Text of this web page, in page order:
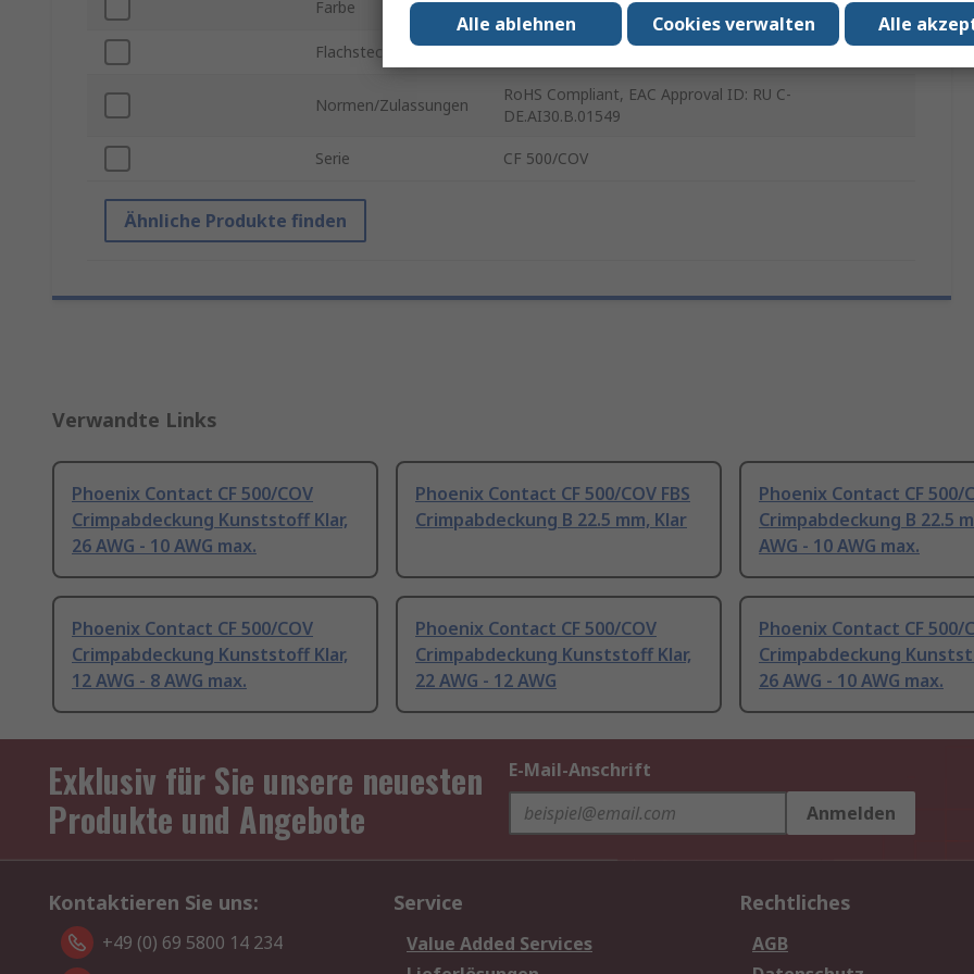
Farbe Klar
Flachstecker Breite 22.5mm
Normen/Zulassungen
RoHS Compliant, EAC Approval ID: RU C-
DE.AI30.B.01549
Serie CF 500/COV
Ähnliche Produkte finden
Verwandte Links
Phoenix Contact CF 500/COV
Crimpabdeckung Kunststoff Klar,
26 AWG - 10 AWG max.
Phoenix Contact CF 500/COV FBS
Crimpabdeckung B 22.5 mm, Klar
Phoenix Contact CF 500/
Crimpabdeckung B 22.5
AWG - 10 AWG max.
Phoenix Contact CF 500/COV
Crimpabdeckung Kunststoff Klar,
12 AWG - 8 AWG max.
Phoenix Contact CF 500/COV
Crimpabdeckung Kunststoff Klar,
22 AWG - 12 AWG
Phoenix Contact CF 500/
Crimpabdeckung
26 AWG - 10 AWG max.
Exklusiv für Sie unsere neuesten
Produkte und Angebote
E-Mail-Anschrift
Anmelden
Kontaktieren Sie uns:
+49 (0) 69 5800 14 234
Service
Value Added Services
Rechtliches
AGB
Alle
Cookies verwalten
Alle ablehnen